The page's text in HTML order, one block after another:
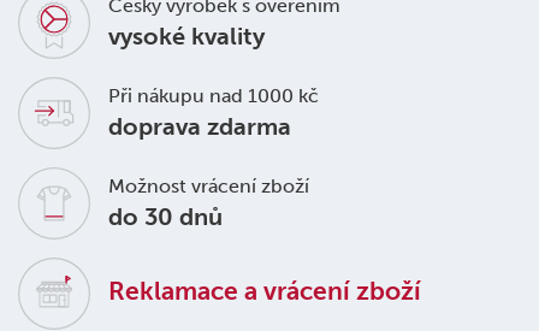
Český výrobek s ověřením
vysoké kvality
Při nákupu nad 1000 kč
doprava zdarma
Možnost vrácení zboží
do 30 dnů
Reklamace a vrácení zboží